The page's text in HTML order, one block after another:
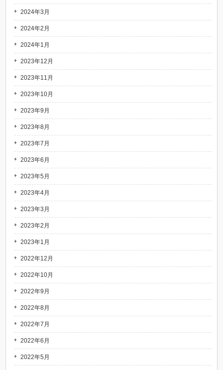
2024年3月
2024年2月
2024年1月
2023年12月
2023年11月
2023年10月
2023年9月
2023年8月
2023年7月
2023年6月
2023年5月
2023年4月
2023年3月
2023年2月
2023年1月
2022年12月
2022年10月
2022年9月
2022年8月
2022年7月
2022年6月
2022年5月